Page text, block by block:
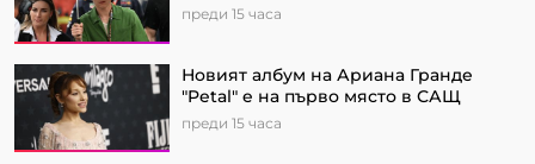
преди 15 часа
Новият албум на Ариана Гранде
"Petal" e на първо място в САЩ
преди 15 часа